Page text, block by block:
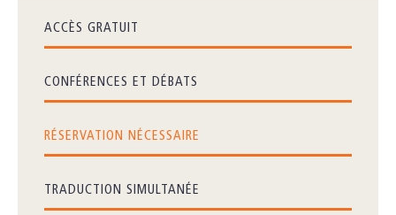
ACCÈS GRATUIT
CONFÉRENCES ET DÉBATS
RÉSERVATION NÉCESSAIRE
TRADUCTION SIMULTANÉE